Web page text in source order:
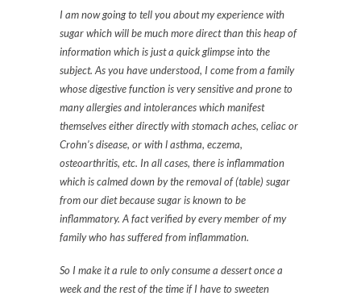
I am now going to tell you about my experience with
sugar which will be much more direct than this heap of
information which is just a quick glimpse into the
subject. As you have understood, I come from a family
whose digestive function is very sensitive and prone to
many allergies and intolerances which manifest
themselves either directly with stomach aches, celiac or
Crohn’s disease, or with l asthma, eczema,
osteoarthritis, etc. In all cases, there is inflammation
which is calmed down by the removal of (table) sugar
from our diet because sugar is known to be
inflammatory. A fact verified by every member of my
family who has suffered from inflammation.
So I make it a rule to only consume a dessert once a
week and the rest of the time if I have to sweeten